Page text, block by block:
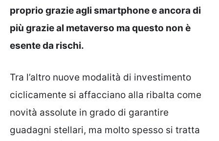
proprio grazie agli smartphone e ancora di
più grazie al metaverso ma questo non è
esente da rischi.
Tra l’altro nuove modalità di investimento
ciclicamente si affacciano alla ribalta come
novità assolute in grado di garantire
guadagni stellari, ma molto spesso si tratta